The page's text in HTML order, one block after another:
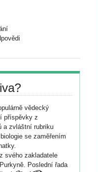
vědecký
příspěvky z
a zvláštní rubriku
se zaměřením
svého zakladatele
Poslední řada